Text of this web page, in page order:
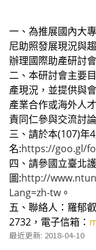
一、為推展國內大
尼助照發展現況與
辦理國際助產研討
二、本研討會主要
產現況，並提供與
產業合作或海外人
責同仁參與交流討
三、請於本(107)年
名:https://goo.gl/
四、請參國立臺北
圖:http://
Lang=zh-tw。
五、聯絡人：羅郁
2732，電子信箱：
最近更新: 2018-04-10